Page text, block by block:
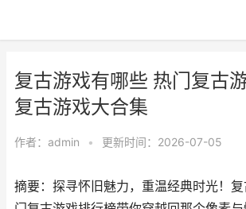
复古游戏有哪些 热门复古
复古游戏大合集
作者： admin • 更新时间：2026-07-05
摘要：探寻怀旧魅力，重温经典时光！